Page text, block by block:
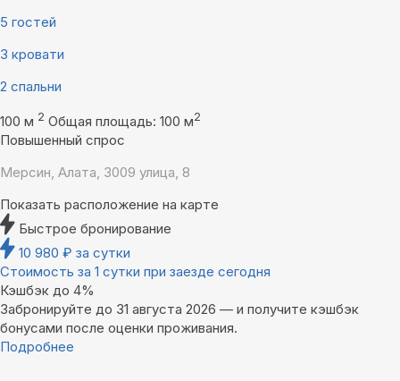
5 гостей
3 кровати
2 спальни
100 м 2 Общая площадь: 100 м2
Повышенный спрос
Мерсин, Алата, 3009 улица, 8
Показать расположение на карте
Быстрое бронирование
10 980 ₽ за сутки
Стоимость за 1 сутки при заезде сегодня
Кэшбэк до 4%
Забронируйте до 31 августа 2026 — и получите кэшбэк
бонусами после оценки проживания.
Подробнее